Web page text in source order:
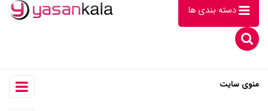
دسته بندی ها
منوی سایت